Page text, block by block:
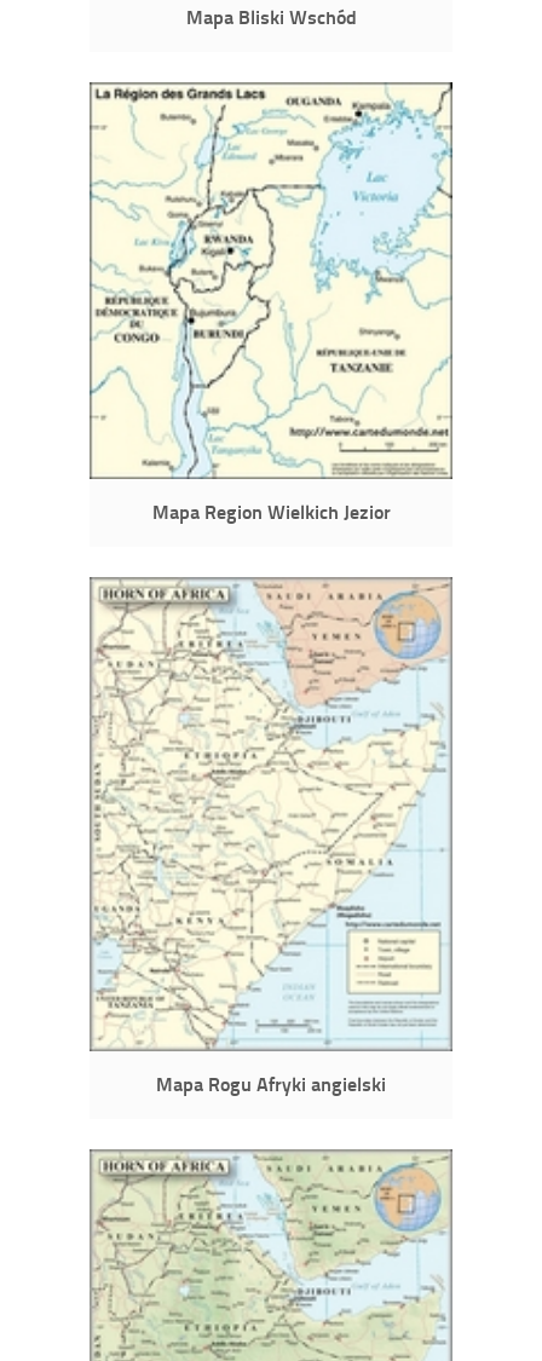
Mapa Bliski Wschód
Mapa Region Wielkich Jezior
Mapa Rogu Afryki angielski